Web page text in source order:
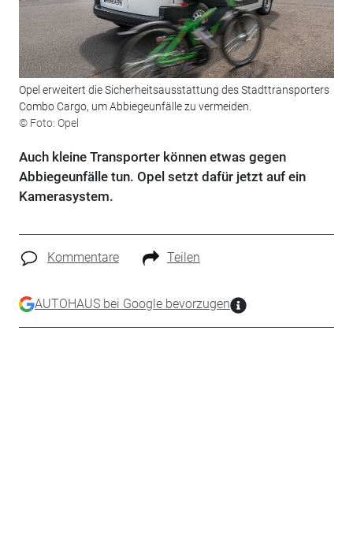
Opel erweitert die Sicherheitsausstattung des Stadttransporters
Combo Cargo, um Abbiegeunfälle zu vermeiden.
© Foto: Opel
Auch kleine Transporter können etwas gegen
Abbiegeunfälle tun. Opel setzt dafür jetzt auf ein
Kamerasystem.
Kommentare Teilen
AUTOHAUS bei Google bevorzugen